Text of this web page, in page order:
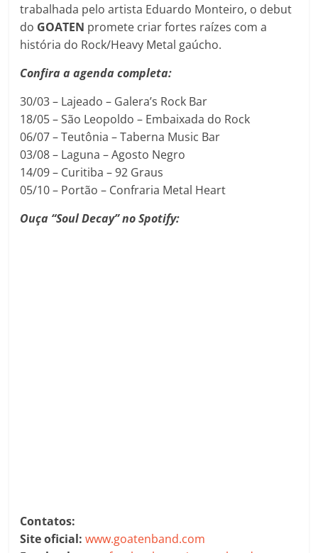
trabalhada pelo artista Eduardo Monteiro, o debut
do GOATEN promete criar fortes raízes com a
história do Rock/Heavy Metal gaúcho.
Confira a agenda completa:
30/03 – Lajeado – Galera’s Rock Bar
18/05 – São Leopoldo – Embaixada do Rock
06/07 – Teutônia – Taberna Music Bar
03/08 – Laguna – Agosto Negro
14/09 – Curitiba – 92 Graus
05/10 – Portão – Confraria Metal Heart
Ouça “Soul Decay” no Spotify:
Contatos:
Site oficial:www.goatenband.com